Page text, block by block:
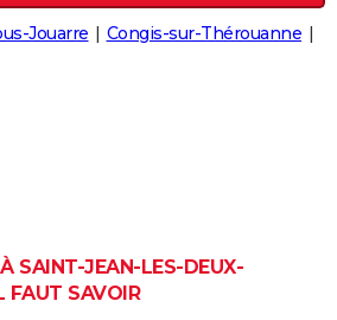
Jouarre
Congis-sur-Thérouanne
SAINT-JEAN-LES-DEUX-
FAUT SAVOIR